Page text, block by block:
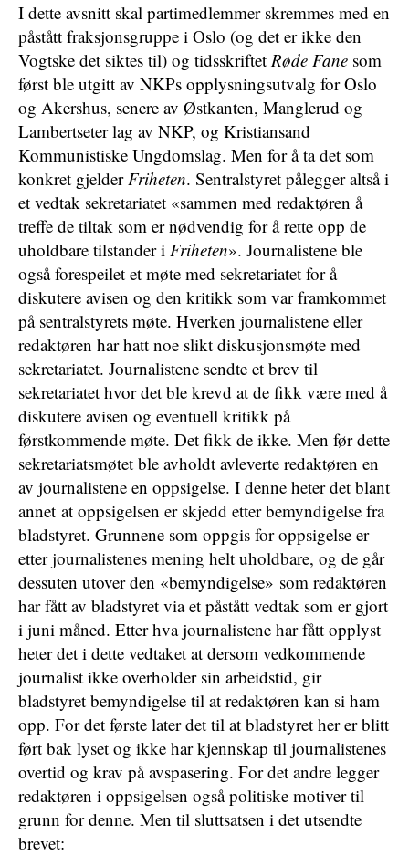
I dette avsnitt skal partimedlemmer skremmes med en
påstått fraksjonsgruppe i Oslo (og det er ikke den
Vogtske det siktes til) og tidsskriftet Røde Fane som
først ble utgitt av NKPs opplysningsutvalg for Oslo
og Akershus, senere av Østkanten, Manglerud og
Lambertseter lag av NKP, og Kristiansand
Kommunistiske Ungdomslag. Men for å ta det som
konkret gjelderFriheten. Sentralstyret pålegger altså i
et vedtak sekretariatet «sammen med redaktøren å
treffe de tiltak som er nødvendig for å rette opp de
uholdbare tilstander i Friheten». Journalistene ble
også forespeilet et møte med sekretariatet for å
diskutere avisen og den kritikk som var framkommet
på sentralstyrets møte. Hverken journalistene eller
redaktøren har hatt noe slikt diskusjonsmøte med
sekretariatet. Journalistene sendte et brev til
sekretariatet hvor det ble krevd at de fikk være med å
diskutere avisen og eventuell kritikk på
førstkommende møte. Det fikk de ikke. Men før dette
sekretariatsmøtet ble avholdt avleverte redaktøren en
av journalistene en oppsigelse. I denne heter det blant
annet at oppsigelsen er skjedd etter bemyndigelse fra
bladstyret. Grunnene som oppgis for oppsigelse er
etter journalistenes mening helt uholdbare, og de går
dessuten utover den «bemyndigelse» som redaktøren
har fått av bladstyret via et påstått vedtak som er gjort
i juni måned. Etter hva journalistene har fått opplyst
heter det i dette vedtaket at dersom vedkommende
journalist ikke overholder sin arbeidstid, gir
bladstyret bemyndigelse til at redaktøren kan si ham
opp. For det første later det til at bladstyret her er blitt
ført bak lyset og ikke har kjennskap til journalistenes
overtid og krav på avspasering. For det andre legger
redaktøren i oppsigelsen også politiske motiver til
grunn for denne. Men til sluttsatsen i det utsendte
brevet: